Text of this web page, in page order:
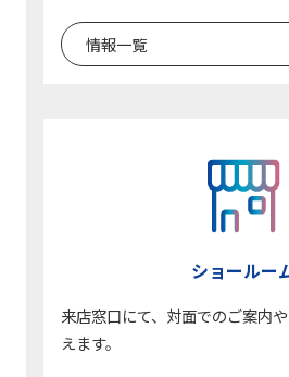
情報一覧
ショールー
来店窓口にて、対面でのご案内
えます。